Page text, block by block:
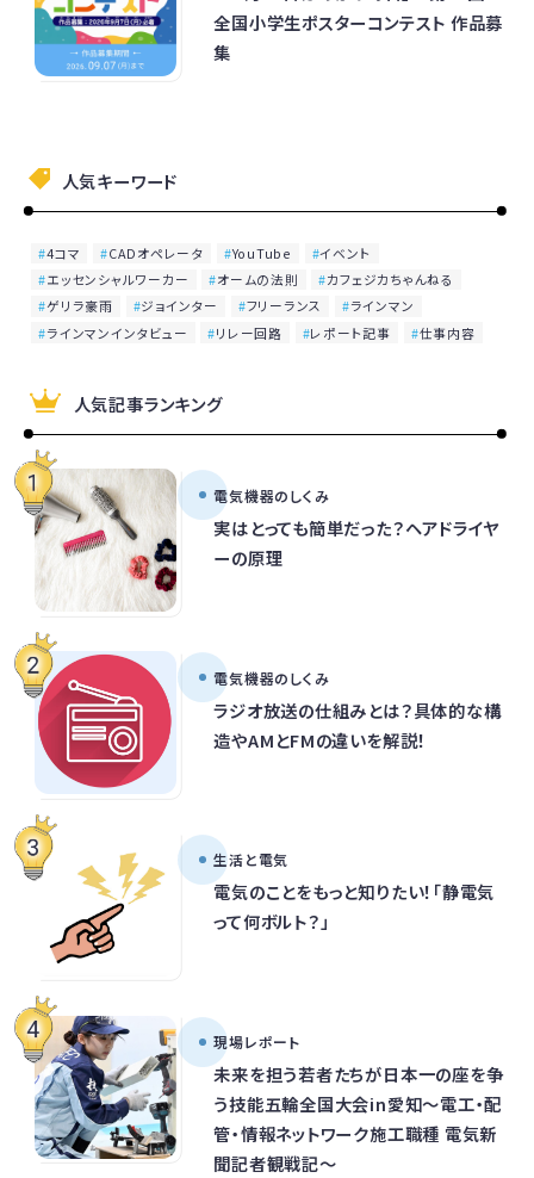
全国小学生ポスターコンテスト 作品募
集
人気キーワード
4コマ CADオペレータ YouTube
イベント
エッセンシャルワーカー
オームの法則
カフェジカちゃんねる
ゲリラ豪雨
ジョインター フリーランス
ラインマン
ラインマンインタビュー
リレー回路 レポート記事 仕事内容
人気記事ランキング
電気機器のしくみ
実はとっても簡単だった？ヘアドライヤ
ーの原理
電気機器のしくみ
ラジオ放送の仕組みとは？具体的な構
造やAMとFMの違いを解説！
生活と電気
電気のことをもっと知りたい！「静電気
って何ボルト？」
現場レポート
未来を担う若者たちが日本一の座を争
う技能五輪全国大会in愛知～電工・配
管・情報ネットワーク施工職種 電気新
聞記者観戦記～